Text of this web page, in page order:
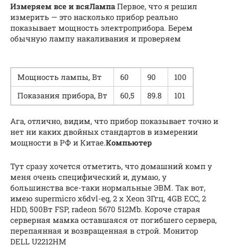
Измеряем все и всяЛампа Первое, что я решил
измерить — это насколько прибор реально
показывает мощность электроприбора. Берем
обычную лампу накаливания и проверяем
Мощность лампы, Вт 60 90
100
Показания прибора, Вт
60,5 89.8 101
Ага, отлично, видим, что прибор показывает точно и
нет ни каких двойных стандартов в измерении
мощности в РФ и Китае.Компьютер
Тут сразу хочется отметить, что домашний комп у
меня очень специфический и, думаю, у
большинства все-таки нормальные ЭВМ. Так вот,
имею supermicro x6dvl-eg, 2 х Xeon 3Ггц, 4GB ECC, 2
HDD, 500Вт FSP, radeon 5670 512Mb. Короче старая
серверная мамка оставшаяся от погибшего сервера,
перепаянная и возвращенная в строй. Монитор
DELL U2212HM